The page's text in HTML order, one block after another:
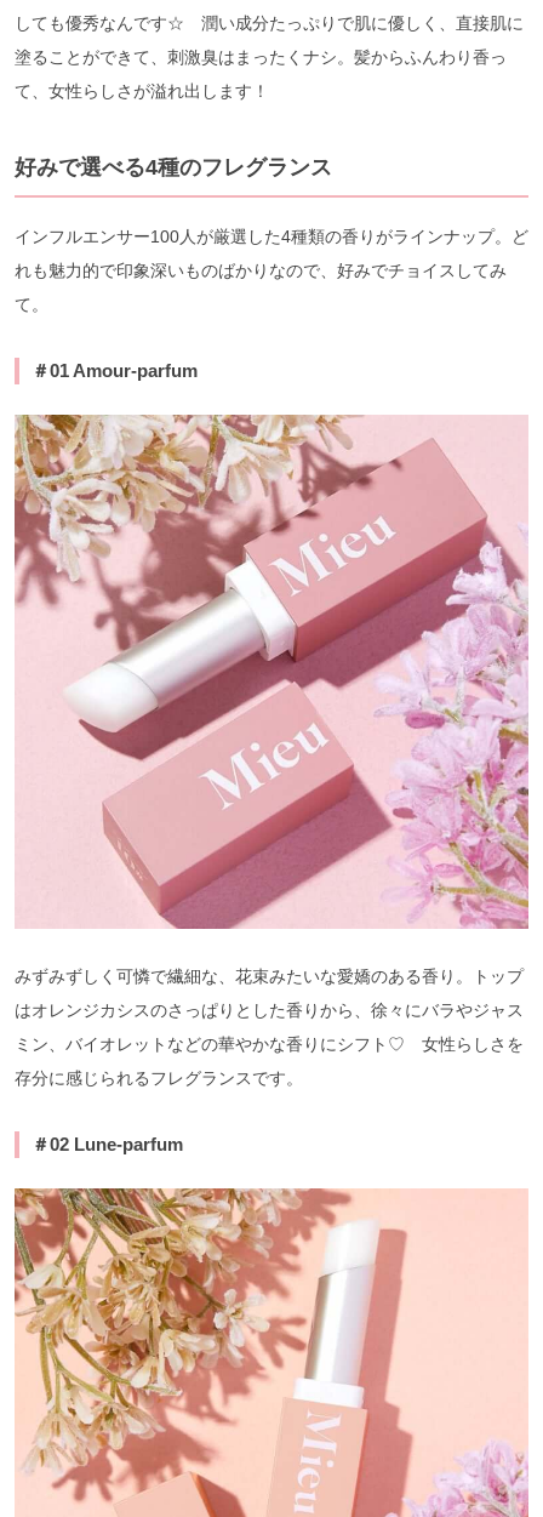
しても優秀なんです☆ 潤い成分たっぷりで肌に優しく、直接肌に
塗ることができて、刺激臭はまったくナシ。髪からふんわり香っ
て、女性らしさが溢れ出します！
好みで選べる4種のフレグランス
インフルエンサー100人が厳選した4種類の香りがラインナップ。ど
れも魅力的で印象深いものばかりなので、好みでチョイスしてみ
て。
＃01 Amour-parfum
みずみずしく可憐で繊細な、花束みたいな愛嬌のある香り。トップ
はオレンジカシスのさっぱりとした香りから、徐々にバラやジャス
ミン、バイオレットなどの華やかな香りにシフト♡ 女性らしさを
存分に感じられるフレグランスです。
＃02 Lune-parfum